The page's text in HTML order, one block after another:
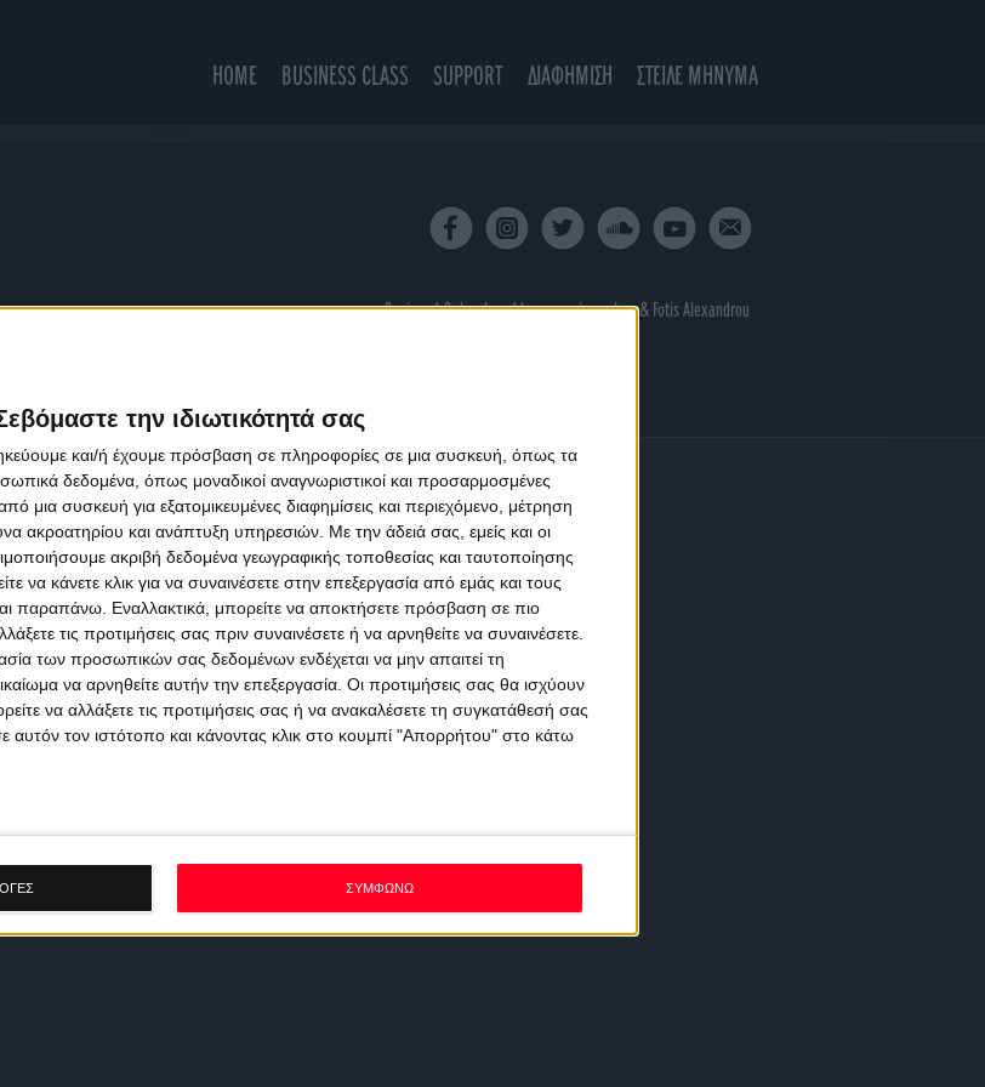
την ιδιωτικότητά σας
και/ή έχουμε πρόσβαση σε πληροφορίες σε μια συσκευή, όπως τα
δεδομένα, όπως μοναδικοί αναγνωριστικοί και προσαρμοσμένες
μια συσκευή για εξατομικευμένες διαφημίσεις και περιεχόμενο, μέτρηση
ακροατηρίου και ανάπτυξη υπηρεσιών. Με την άδειά σας, εμείς και οι
ακριβή δεδομένα γεωγραφικής τοποθεσίας και ταυτοποίησης
κάνετε κλικ για να συναινέσετε στην επεξεργασία από εμάς και τους
παραπάνω. Εναλλακτικά, μπορείτε να αποκτήσετε πρόσβαση σε πιο
τις προτιμήσεις σας πριν συναινέσετε ή να αρνηθείτε να συναινέσετε.
των προσωπικών σας δεδομένων ενδέχεται να μην απαιτεί τη
να αρνηθείτε αυτήν την επεξεργασία. Οι προτιμήσεις σας θα ισχύουν
να αλλάξετε τις προτιμήσεις σας ή να ανακαλέσετε τη συγκατάθεσή σας
αυτόν τον ιστότοπο και κάνοντας κλικ στο κουμπί "Απορρήτου" στο κάτω
ΣΥΜΦΩΝΩ
HOME BUSINESS CLASS SUPPORT ΔΙΑΦΗΜΙΣΗ ΣΤΕΙΛΕ ΜΗΝΥΜΑ
Designed & developed byporcupine colors& Fotis Alexandrou